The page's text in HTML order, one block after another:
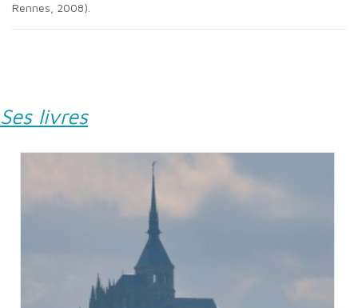
Rennes, 2008).
Ses livres